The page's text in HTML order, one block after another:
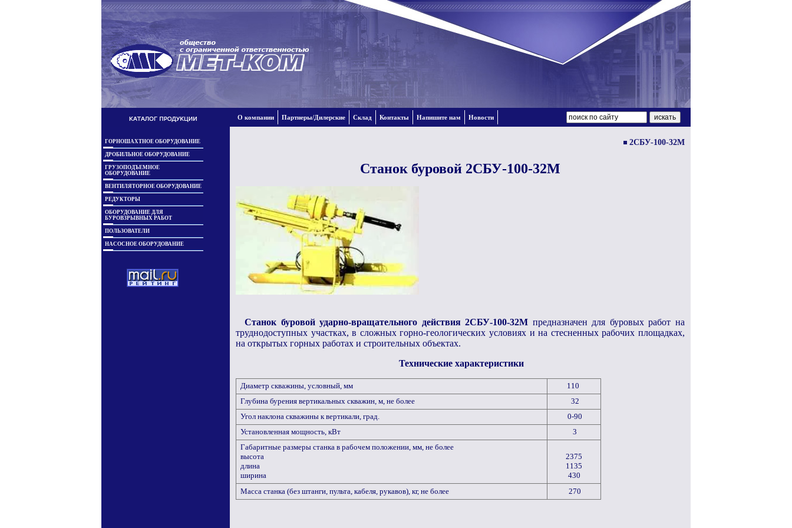
О компании Партнеры/Дилерские Склад Контакты Hапишите нам Новости
ГОРНОШАХТНОЕ ОБОРУДОВАНИЕ
ДРОБИЛЬНОЕ ОБОРУДОВАНИЕ
ГРУЗОПОДЪЕМНОЕ
ОБОРУДОВАНИЕ
ВЕНТИЛЯТОРНОЕ ОБОРУДОВАНИЕ
РЕДУКТОРЫ
ОБОРУДОВАНИЕ ДЛЯ
БУРОВЗРЫВНЫХ РАБОТ
ПОЛЬЗОВАТЕЛИ
НАСОСНОЕ ОБОРУДОВАНИЕ
2СБУ-100-32М
Станок буровой 2СБУ-100-32М
Станок буровой ударно-вращательного действия 2СБУ-100-32М предназначен для буровых работ на
труднодоступных участках, в сложных горно-геологических условиях и на стесненных рабочих площадках,
на открытых горных работах и строительных объектах.
Технические характеристики
Диаметр скважины, условный, мм
110
Глубина бурения вертикальных скважин, м, не более
32
Угол наклона скважины к вертикали, град.
0-90
Установленная мощность, кВт
3
Габаритные размеры станка в рабочем положении, мм, не более
высота
длина
ширина
2375
1135
430
Масса станка (без штанги, пульта, кабеля, рукавов), кг, не более
270